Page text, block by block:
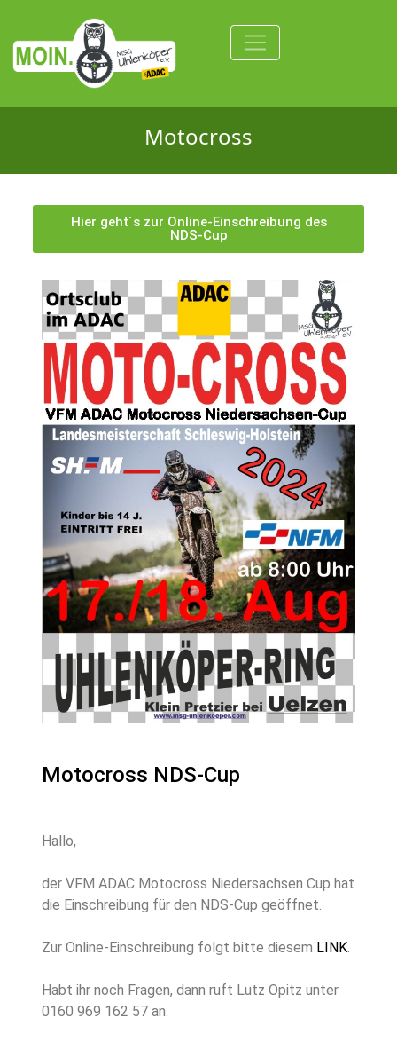
Motocross
Hier geht´s zur Online-Einschreibung des
NDS-Cup
Motocross NDS-Cup
Hallo,
der VFM ADAC Motocross Niedersachsen Cup hat
die Einschreibung für den NDS-Cup geöffnet.
Zur Online-Einschreibung folgt bitte diesem LINK.
Habt ihr noch Fragen, dann ruft Lutz Opitz unter
0160 969 162 57 an.